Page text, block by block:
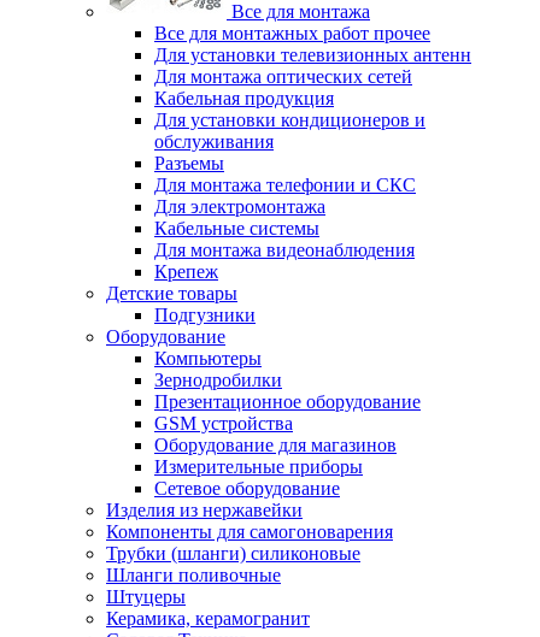
Все для монтажа
Все для монтажных работ прочее
Для установки телевизионных антенн
Для монтажа оптических сетей
Кабельная продукция
Для установки кондиционеров и
обслуживания
Разъемы
Для монтажа телефонии и СКС
Для электромонтажа
Кабельные системы
Для монтажа видеонаблюдения
Крепеж
Детские товары
Подгузники
Оборудование
Компьютеры
Зернодробилки
Презентационное оборудование
GSM устройства
Оборудование для магазинов
Измерительные приборы
Сетевое оборудование
Изделия из нержавейки
Компоненты для самогоноварения
Трубки (шланги) силиконовые
Шланги поливочные
Штуцеры
Керамика, керамогранит